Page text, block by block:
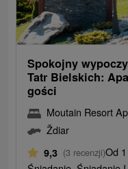
Spokojny
Tatr Bielskich:
gości
Moutain Resort
Ždiar
9,3 (3 recenzji)Od